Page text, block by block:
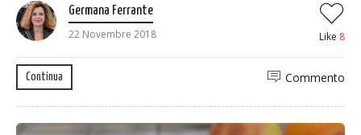
Germana Ferrante
22 Novembre 2018
Like 8
Continua Commento